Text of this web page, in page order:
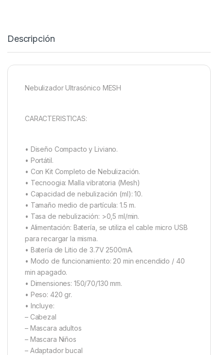
Descripción
Nebulizador Ultrasónico MESH
CARACTERISTICAS:
• Diseño Compacto y Liviano.
• Portátil.
• Con Kit Completo de Nebulización.
• Tecnoogia: Malla vibratoria (Mesh)
• Capacidad de nebulización (ml): 10.
• Tamaño medio de partícula: 1.5 m.
• Tasa de nebulización: >0,5 mI/min.
• Alimentación: Batería, se utiliza el cable micro USB
para recargar la misma.
• Batería de Litio de 3.7V 2500mA.
• Modo de funcionamiento: 20 min encendido / 40
min apagado.
• Dimensiones: 150/70/130 mm.
• Peso: 420 gr.
• Incluye:
– Cabezal
– Mascara adultos
– Mascara Niños
– Adaptador bucal